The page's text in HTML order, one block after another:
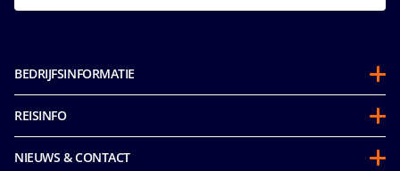
BEDRIJFSINFORMATIE
Over ons
Samenwerkingen
Duurzaamheid
REISINFO
Stay and Cruise
NIEUWS & CONTACT